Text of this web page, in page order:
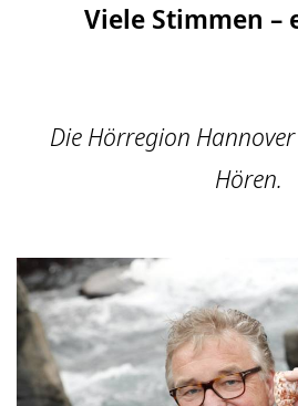
Viele Stimmen –
Die Hörregion
Hören.